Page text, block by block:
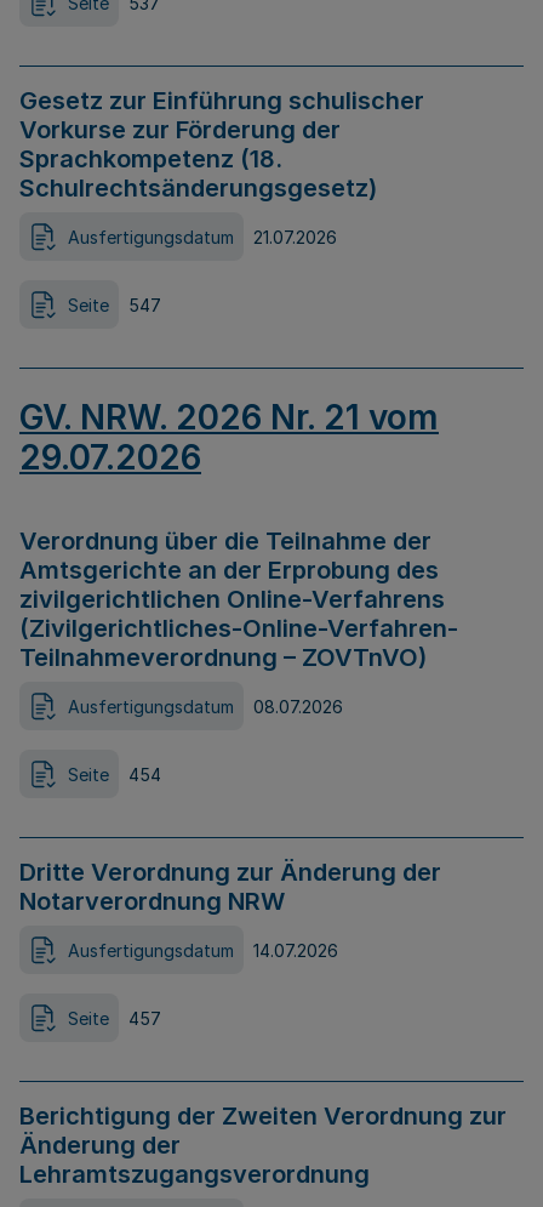
Gesetz zur Einführung schulischer
Vorkurse zur Förderung der
Sprachkompetenz (18.
Schulrechtsänderungsgesetz)
Ausfertigungsdatum 21.07.2026
Seite 547
GV. NRW. 2026 Nr. 21 vom
29.07.2026
Verordnung über die Teilnahme der
Amtsgerichte an der Erprobung des
zivilgerichtlichen Online-Verfahrens
(Zivilgerichtliches-Online-Verfahren-
Teilnahmeverordnung – ZOVTnVO)
Ausfertigungsdatum 08.07.2026
Seite 454
Dritte Verordnung zur Änderung der
Notarverordnung NRW
Ausfertigungsdatum 14.07.2026
Seite 457
Berichtigung der Zweiten Verordnung zur
Änderung der
Lehramtszugangsverordnung